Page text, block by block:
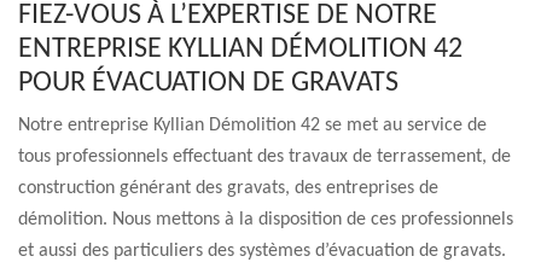
FIEZ-VOUS À L’EXPERTISE DE NOTRE
ENTREPRISE KYLLIAN DÉMOLITION 42
POUR ÉVACUATION DE GRAVATS
Notre entreprise Kyllian Démolition 42 se met au service de
tous professionnels effectuant des travaux de terrassement, de
construction générant des gravats, des entreprises de
démolition. Nous mettons à la disposition de ces professionnels
et aussi des particuliers des systèmes d’évacuation de gravats.